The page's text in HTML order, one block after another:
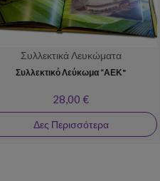
Συλλεκτικά Λευκώματα
Συλλεκτικό Λεύκωμα “ΑΕΚ"
28,00 €
Δες Περισσότερα